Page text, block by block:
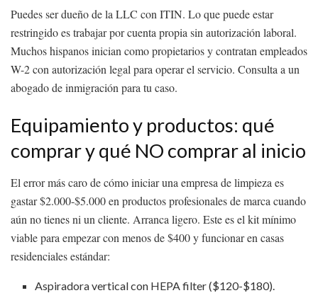
Puedes ser dueño de la LLC con ITIN. Lo que puede estar
restringido es trabajar por cuenta propia sin autorización laboral.
Muchos hispanos inician como propietarios y contratan empleados
W-2 con autorización legal para operar el servicio. Consulta a un
abogado de inmigración para tu caso.
Equipamiento y productos: qué
comprar y qué NO comprar al inicio
El error más caro de cómo iniciar una empresa de limpieza es
gastar $2.000-$5.000 en productos profesionales de marca cuando
aún no tienes ni un cliente. Arranca ligero. Este es el kit mínimo
viable para empezar con menos de $400 y funcionar en casas
residenciales estándar:
Aspiradora vertical con HEPA filter ($120-$180).